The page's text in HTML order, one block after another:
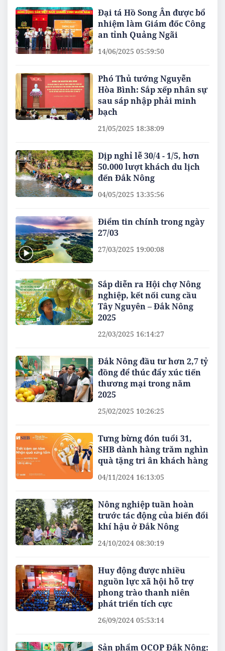
Đại tá Hồ Song Ân được bổ
nhiệm làm Giám đốc Công
an tỉnh Quảng Ngãi
14/06/2025 05:59:50
Phó Thủ tướng Nguyễn
Hòa Bình: Sắp xếp nhân sự
sau sáp nhập phải minh
bạch
21/05/2025 18:38:09
Dịp nghỉ lễ 30/4 - 1/5, hơn
50.000 lượt khách du lịch
đến Đắk Nông
04/05/2025 13:35:56
Điểm tin chính trong ngày
27/03
27/03/2025 19:00:08
Sắp diễn ra Hội chợ Nông
nghiệp, kết nối cung cầu
Tây Nguyên – Đắk Nông
2025
22/03/2025 16:14:27
Đắk Nông đầu tư hơn 2,7 tỷ
đồng để thúc đẩy xúc tiến
thương mại trong năm
2025
25/02/2025 10:26:25
Tưng bừng đón tuổi 31,
SHB dành hàng trăm nghìn
quà tặng tri ân khách hàng
04/11/2024 16:13:05
Nông nghiệp tuần hoàn
trước tác động của biến đổi
khí hậu ở Đắk Nông
24/10/2024 08:30:19
Huy động được nhiều
nguồn lực xã hội hỗ trợ
phong trào thanh niên
phát triển tích cực
26/09/2024 05:53:14
Sản phẩm OCOP Đắk Nông: